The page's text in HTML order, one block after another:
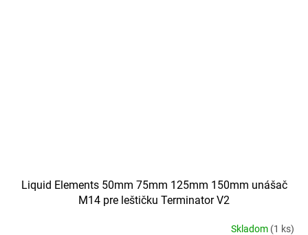
Liquid Elements 50mm 75mm 125mm 150mm unášač
M14 pre leštičku Terminator V2
Skladom (1 ks)